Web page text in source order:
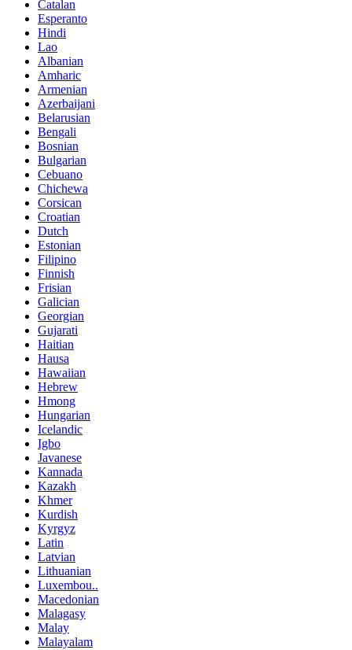
Catalan
Esperanto
Hindi
Lao
Albanian
Amharic
Armenian
Azerbaijani
Belarusian
Bengali
Bosnian
Bulgarian
Cebuano
Chichewa
Corsican
Croatian
Dutch
Estonian
Filipino
Finnish
Frisian
Galician
Georgian
Gujarati
Haitian
Hausa
Hawaiian
Hebrew
Hmong
Hungarian
Icelandic
Igbo
Javanese
Kannada
Kazakh
Khmer
Kurdish
Kyrgyz
Latin
Latvian
Lithuanian
Luxembou..
Macedonian
Malagasy
Malay
Malayalam